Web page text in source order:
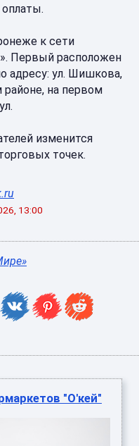
к сети
Первый расположен
адресу: ул. Шишкова,
на первом
изменится
точек.
13:00
"О'кей"